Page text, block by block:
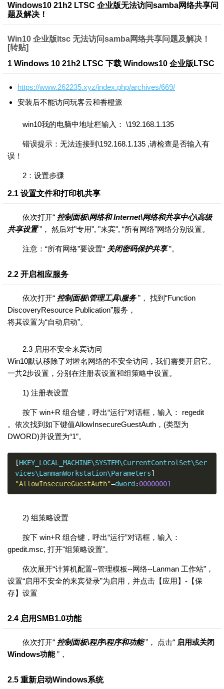
Windows10 21h2 LTSC 企业版无法访问samba网络共享问
题及解决！
Win10 企业版ltsc 无法访问samba网络共享问题及解决！
[转贴]
1 Windows 10 21h2 LTSC 下载 Windows10 企业版LTSC
https://www.262235.xyz/index.php/archives/669/
安装后不能访问玩客云和香橙派
win10我的电脑中地址栏输入： \192.168.1.135
错误提示：无法连接到\192.168.1.135 ,请检查是否输入有
误！
2：设置步骤
2.1 设置文件和打印机共享
依次打开“ 控制面板\网络和 Internet\网络和共享中心\高级
共享设置”， 然后对"专用", "来宾", “所有网络”网络分别设置。
注意：“所有网络”要设置“ 关闭密码保护共享”。
2.2 开启相应服务
依次打开“ 控制面板\管理工具\服务”， 找到“Function
DiscoveryResource Publication”服务，
将其设置为“自动启动”。
2.3 启用不安全来宾访问
Win10默认移除了对匿名网络的不安全访问，我们需要开启它。
一共2步设置，分别在注册表设置和组策略中设置。
1) 注册表设置
按下 win+R 组合键，呼出“运行”对话框，输入： regedit
。依次找到如下键值AllowInsecureGuestAuth，(类型为
DWORD)并设置为“1”。
[HKEY_LOCAL_MACHINE\SYSTEM\CurrentControlSet\Ser
vices\LanmanWorkstation\Parameters]
"AllowInsecureGuestAuth"=dword : 00000001
2) 组策略设置
按下 win+R 组合键，呼出“运行”对话框，输入：
gpedit.msc, 打开"组策略设置"。
依次展开“计算机配置--管理模板--网络--Lanman 工作站”，
设置“启用不安全的来宾登录”为启用，并点击【应用】-【保
存】设置
2.4 启用SMB1.0功能
依次打开“ 控制面板\程序\程序和功能”， 点击“ 启用或关闭
Windows功能”，
2.5 重新启动Windows系统